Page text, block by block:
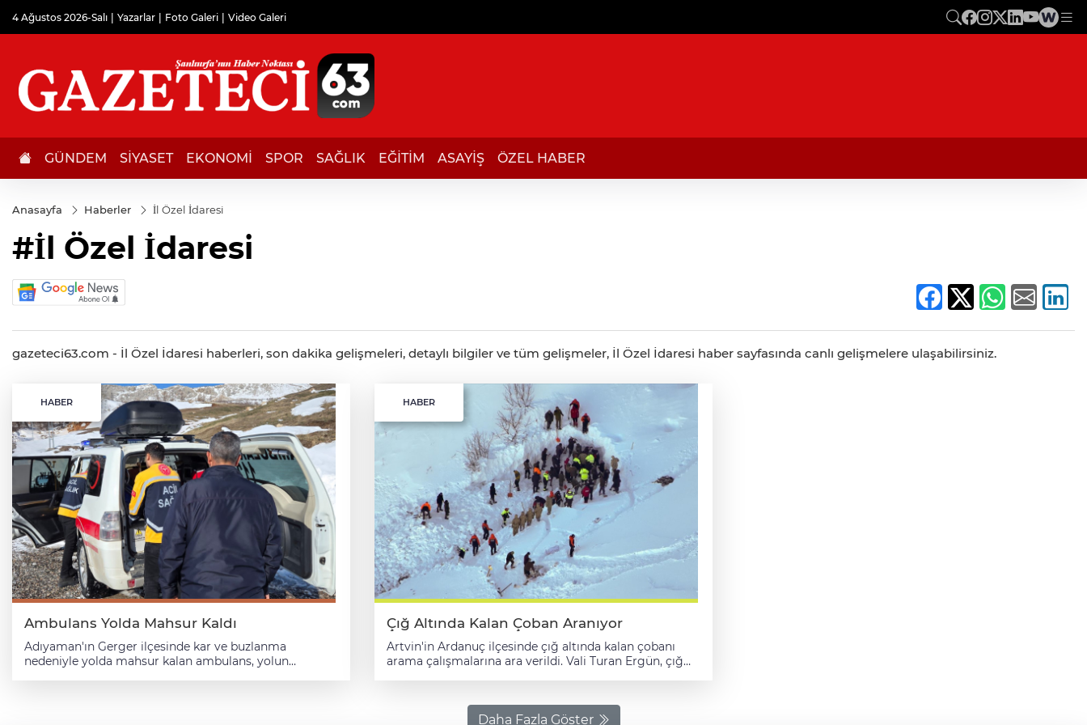
4 Ağustos 2026-Salı Yazarlar Foto Galeri Video Galeri
GÜNDEM SİYASET EKONOMİ SPOR SAĞLIK EĞİTİM ASAYİŞ ÖZEL HABER
Anasayfa Haberler İl Özel İdaresi
#İl Özel İdaresi
gazeteci63.com - İl Özel İdaresi haberleri, son dakika gelişmeleri, detaylı bilgiler ve tüm gelişmeler, İl Özel İdaresi haber sayfasında canlı gelişmelere ulaşabilirsiniz.
HABER
Ambulans Yolda Mahsur Kaldı
Adıyaman'ın Gerger ilçesinde kar ve buzlanma
nedeniyle yolda mahsur kalan ambulans, yolun
HABER
Çığ Altında Kalan Çoban Aranıyor
Artvin'in Ardanuç ilçesinde çığ altında kalan çobanı
arama çalışmalarına ara verildi. Vali Turan Ergün, çığ
günde devam edildiğini söyledi. Çığ altında kalan ikinci
kişinin cansız bedenine dün akşam ulaşıldığını
Daha Fazla Göster